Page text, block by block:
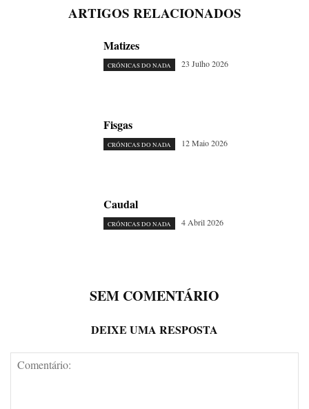
ARTIGOS RELACIONADOS
Matizes
CRÓNICAS DO NADA 23 Julho 2026
Fisgas
CRÓNICAS DO NADA 12 Maio 2026
Caudal
CRÓNICAS DO NADA 4 Abril 2026
SEM COMENTÁRIO
DEIXE UMA RESPOSTA